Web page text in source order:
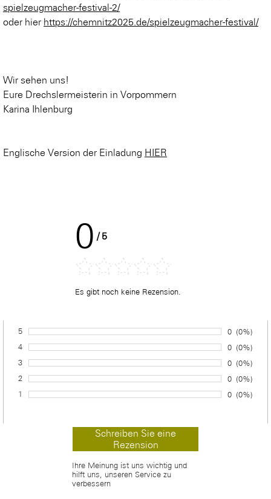
spielzeugmacher-festival-2/
oder hier https://chemnitz2025.de/spielzeugmacher-festival/
Wir sehen uns!
Eure Drechslermeisterin in Vorpommern
Karina Ihlenburg
Englische Version der Einladung HIER
0 /5
Es gibt noch keine Rezension.
5 Anzahl von
0 (0%)
4 Anzahl von
0 (0%)
3 Anzahl von
0 (0%)
2 Anzahl von
0 (0%)
1 Anzahl von
0 (0%)
Ihre Meinung ist uns wichtig und
hilft uns, unseren Service zu
verbessern